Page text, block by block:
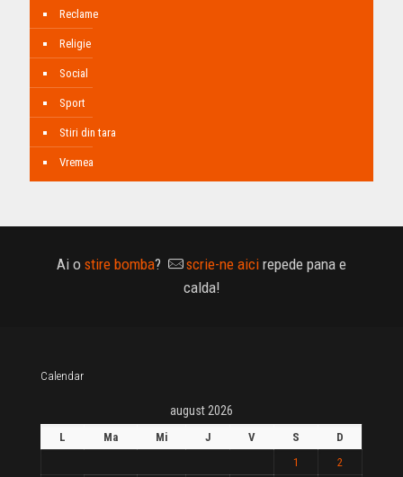
Reclame
Religie
Social
Sport
Stiri din tara
Vremea
Ai o stire bomba? scrie-ne aici repede pana e
calda!
Calendar
august 2026
L Ma Mi J V S
D
1
2